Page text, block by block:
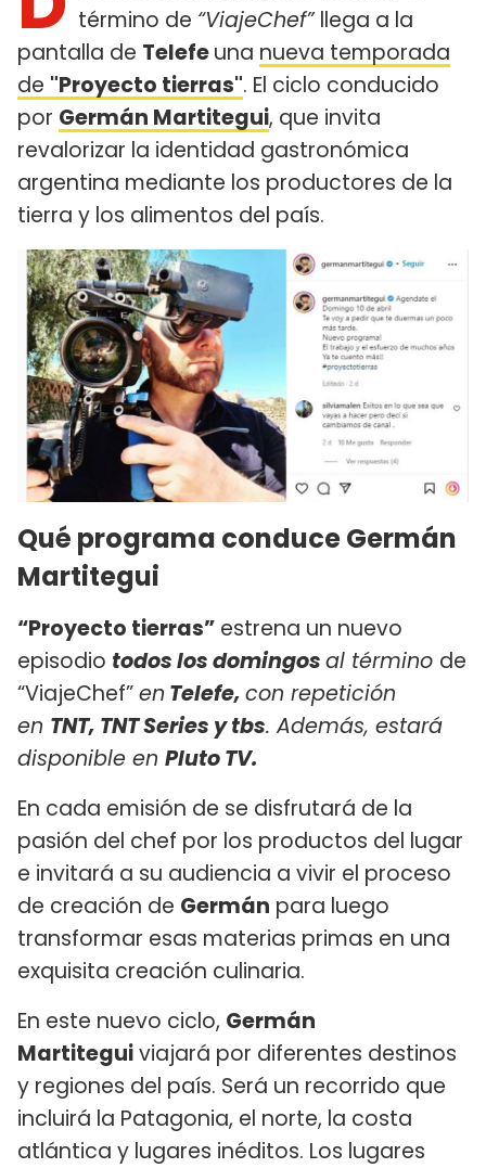
término de “ViajeChef”llega a la
pantalla de Telefeuna nueva temporada
de "Proyecto tierras". El ciclo conducido
por Germán Martitegui, que invita
revalorizar la identidad gastronómica
argentina mediante los productores de la
tierra y los alimentos del país.
Qué programa conduce Germán
Martitegui
“Proyecto tierras” estrena un nuevo
episodio todos los domingosal término de
“ViajeChef”en Telefe,con repetición
en TNT, TNT Series y tbs. Además, estará
disponible en Pluto TV.
En cada emisión de se disfrutará de la
pasión del chef por los productos del lugar
e invitará a su audiencia a vivir el proceso
de creación de Germán para luego
transformar esas materias primas en una
exquisita creación culinaria.
En este nuevo ciclo, Germán
Martiteguiviajará por diferentes destinos
y regiones del país. Será un recorrido que
incluirá la Patagonia, el norte, la costa
atlántica y lugares inéditos. Los lugares